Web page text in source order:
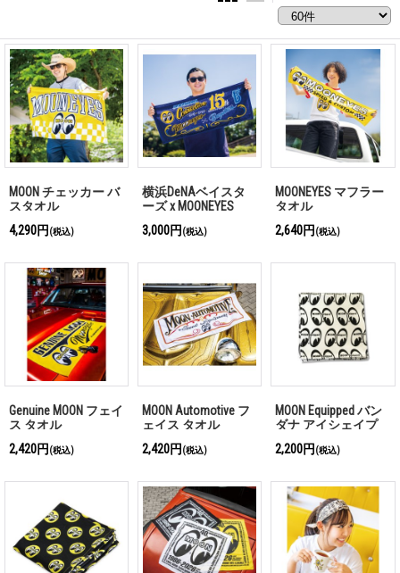
MOON チェッカー バ
スタオル
4,290円 (税込)
横浜DeNAベイスタ
ーズ x MOONEYES
ル
3,000円 (税込)
MOONEYES マフラー
タオル
2,640円 (税込)
Genuine MOON フェイ
ス タオル
2,420円 (税込)
MOON Automotive フ
ェイス タオル
2,420円 (税込)
MOON Equipped バン
ダナ アイシェイプ
2,200円 (税込)